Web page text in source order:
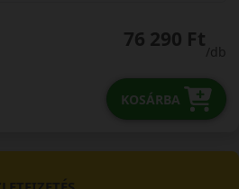
76 290 Ft
/db
KOSÁRBA